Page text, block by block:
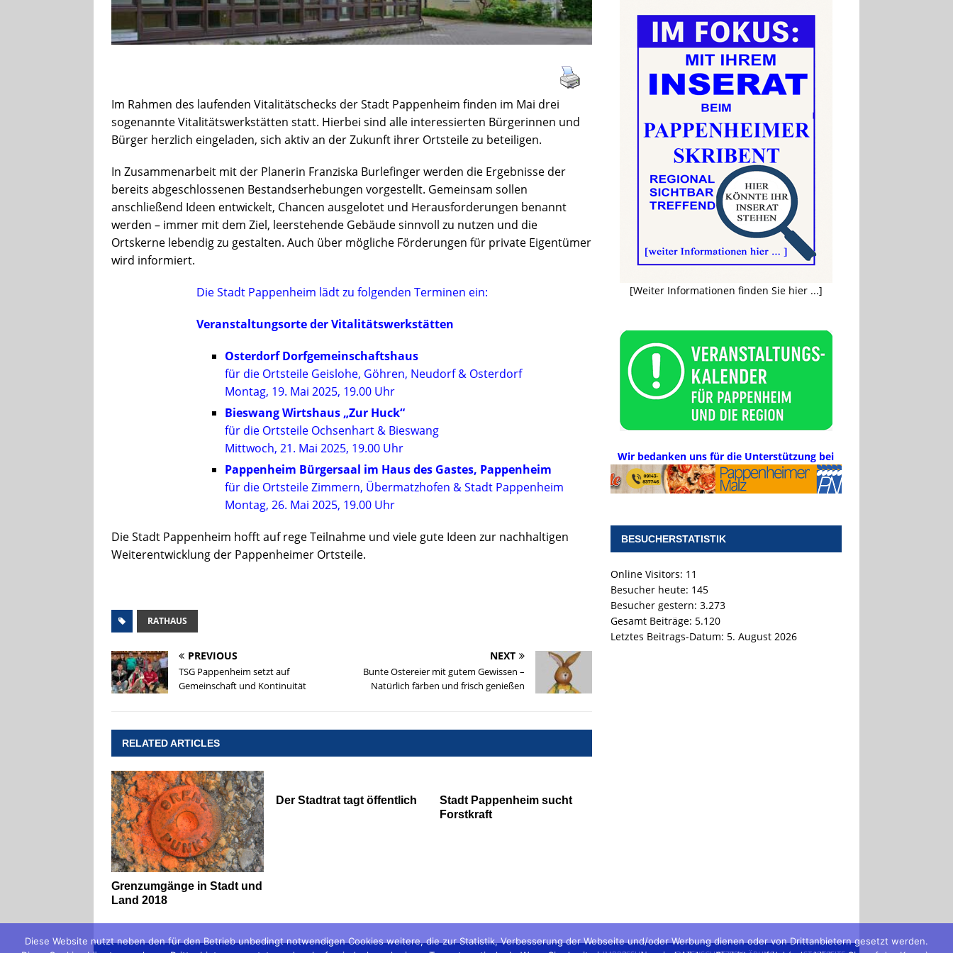
Im Rahmen des laufenden Vitalitätschecks der Stadt Pappenheim finden im Mai drei
sogenannte Vitalitätswerkstätten statt. Hierbei sind alle interessierten Bürgerinnen und
Bürger herzlich eingeladen, sich aktiv an der Zukunft ihrer Ortsteile zu beteiligen.
In Zusammenarbeit mit der Planerin Franziska Burlefinger werden die Ergebnisse der
bereits abgeschlossenen Bestandserhebungen vorgestellt. Gemeinsam sollen
anschließend Ideen entwickelt, Chancen ausgelotet und Herausforderungen benannt
werden – immer mit dem Ziel, leerstehende Gebäude sinnvoll zu nutzen und die
Ortskerne lebendig zu gestalten. Auch über mögliche Förderungen für private Eigentümer
wird informiert.
Die Stadt Pappenheim lädt zu folgenden Terminen ein:
Veranstaltungsorte der Vitalitätswerkstätten
Osterdorf Dorfgemeinschaftshaus
für die Ortsteile Geislohe, Göhren, Neudorf & Osterdorf
Montag, 19. Mai 2025, 19.00 Uhr
BieswangWirtshaus „Zur Huck“
für die Ortsteile Ochsenhart & Bieswang
Mittwoch, 21. Mai 2025, 19.00 Uhr
Pappenheim Bürgersaal im Haus des Gastes, Pappenheim
für die Ortsteile Zimmern, Übermatzhofen & Stadt Pappenheim
Montag, 26. Mai 2025, 19.00 Uhr
Die Stadt Pappenheim hofft auf rege Teilnahme und viele gute Ideen zur nachhaltigen
Weiterentwicklung der Pappenheimer Ortsteile.
RATHAUS
PREVIOUS
TSG Pappenheim setzt auf
Gemeinschaft und Kontinuität
NEXT
Bunte Ostereier mit gutem Gewissen –
Natürlich färben und frisch genießen
RELATED ARTICLES
Grenzumgänge in Stadt und
Land 2018
Der Stadtrat tagt öffentlich
Stadt Pappenheim sucht
Forstkraft
[Weiter Informationen finden Sie hier ...]
Wir bedanken uns für die Unterstützung bei
BESUCHERSTATISTIK
Online Visitors: 11
Besucher heute: 145
Besucher gestern: 3.273
Gesamt Beiträge: 5.120
Letztes Beitrags-Datum: 5. August 2026
Diese Website nutzt neben den für den Betrieb unbedingt notwendigen Cookies weitere, die zur Statistik, Verbesserung der Webseite und/oder Werbung dienen oder von Drittanbietern gesetzt werden.